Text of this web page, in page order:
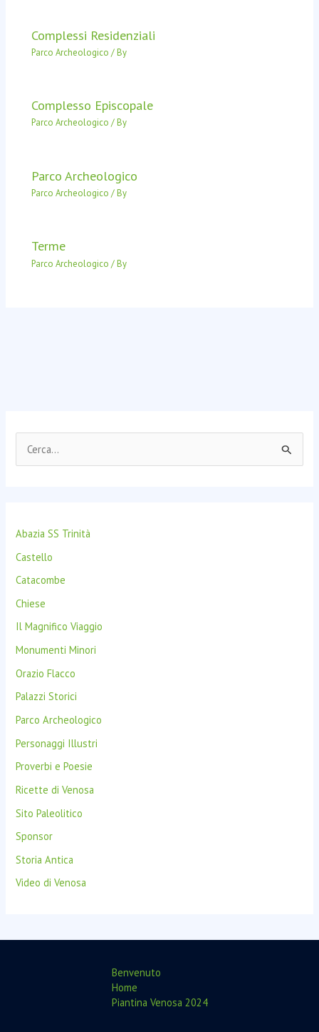
Complessi Residenziali
Parco Archeologico / By
Complesso Episcopale
Parco Archeologico / By
Parco Archeologico
Parco Archeologico / By
Terme
Parco Archeologico / By
a
:
Abazia SS Trinità
Castello
Catacombe
Chiese
Il Magnifico Viaggio
Monumenti Minori
Orazio Flacco
Palazzi Storici
Parco Archeologico
Personaggi Illustri
Proverbi e Poesie
Ricette di Venosa
Sito Paleolitico
Sponsor
Storia Antica
Video di Venosa
Benvenuto
Home
Piantina Venosa 2024